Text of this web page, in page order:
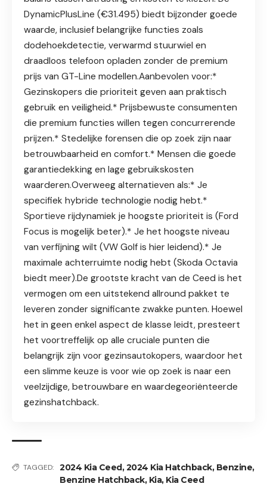
DynamicPlusLine (€31.495) biedt bijzonder goede
waarde, inclusief belangrijke functies zoals
dodehoekdetectie, verwarmd stuurwiel en
draadloos telefoon opladen zonder de premium
prijs van GT-Line modellen.Aanbevolen voor:*
Gezinskopers die prioriteit geven aan praktisch
gebruik en veiligheid.* Prijsbewuste consumenten
die premium functies willen tegen concurrerende
prijzen.* Stedelijke forensen die op zoek zijn naar
betrouwbaarheid en comfort.* Mensen die goede
garantiedekking en lage gebruikskosten
waarderen.Overweeg alternatieven als:* Je
specifiek hybride technologie nodig hebt.*
Sportieve rijdynamiek je hoogste prioriteit is (Ford
Focus is mogelijk beter).* Je het hoogste niveau
van verfijning wilt (VW Golf is hier leidend).* Je
maximale achterruimte nodig hebt (Skoda Octavia
biedt meer).De grootste kracht van de Ceed is het
vermogen om een uitstekend allround pakket te
leveren zonder significante zwakke punten. Hoewel
het in geen enkel aspect de klasse leidt, presteert
het voortreffelijk op alle cruciale punten die
belangrijk zijn voor gezinsautokopers, waardoor het
een slimme keuze is voor wie op zoek is naar een
veelzijdige, betrouwbare en waardegeoriënteerde
gezinshatchback.
TAGGED: 2024 Kia Ceed,2024 Kia Hatchback, Benzine,
Benzine Hatchback, Kia, Kia Ceed